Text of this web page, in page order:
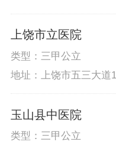
上饶市立医院
类型：三甲公立
地址：上饶市五三大道
玉山县中医院
类型：三甲公立